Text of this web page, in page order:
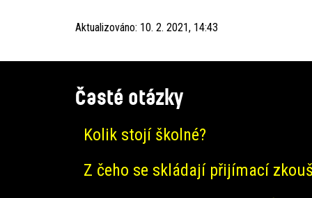
Aktualizováno: 10. 2. 2021, 14:43
Časté otázky
Kolik stojí školné?
Z čeho se skládají přijímací